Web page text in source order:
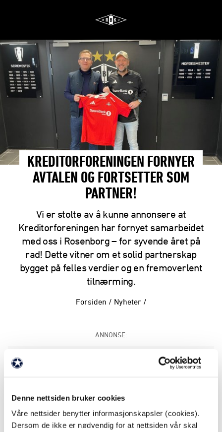
Denne nettsiden bruker cookies
Våre nettsider benytter informasjonskapsler (cookies).
Dersom de ikke er nødvendig for at nettsiden vår skal
KREDITORFORENINGEN FORNYER
AVTALEN OG FORTSETTER SOM
PARTNER!
Vi er stolte av å kunne annonsere at
Kreditorforeningen har fornyet samarbeidet
med oss i Rosenborg – for syvende året på
rad! Dette vitner om et solid partnerskap
bygget på felles verdier og en fremoverlent
tilnærming.
Forsiden / Nyheter /
ANNONSE:
💬 «Å være en del av Rosenborg er viktig for oss i
Kreditorforeningen. Vi gleder oss til en ny sesong
2026 blir en spennende og minnerik en», sier